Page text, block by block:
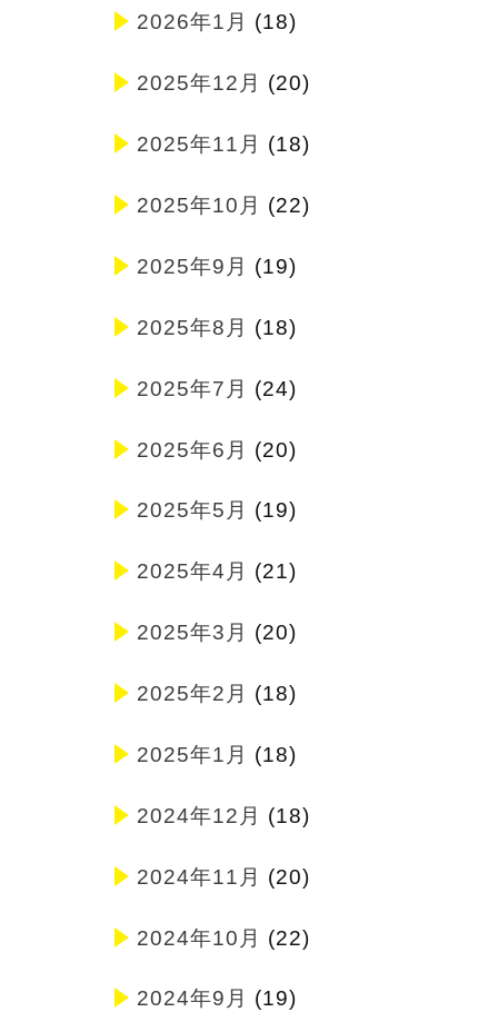
2026年1月 (18)
2025年12月 (20)
2025年11月 (18)
2025年10月 (22)
2025年9月 (19)
2025年8月 (18)
2025年7月 (24)
2025年6月 (20)
2025年5月 (19)
2025年4月 (21)
2025年3月 (20)
2025年2月 (18)
2025年1月 (18)
2024年12月 (18)
2024年11月 (20)
2024年10月 (22)
2024年9月 (19)